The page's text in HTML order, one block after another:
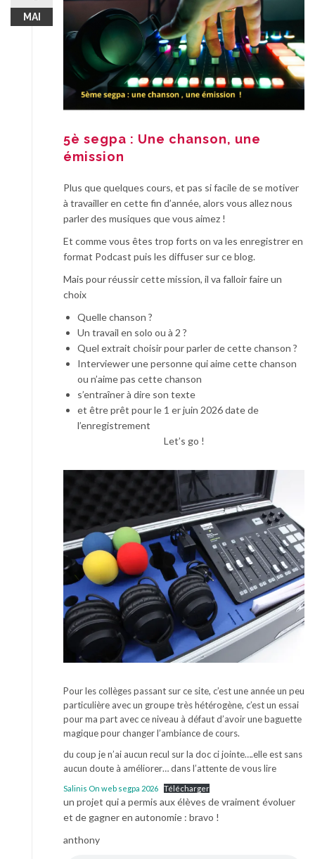
MAI
5è segpa : Une chanson, une
émission
Plus que quelques cours, et pas si facile de se motiver
à travailler en cette fin d’année, alors vous allez nous
parler des musiques que vous aimez !
Et comme vous êtes trop forts on va les enregistrer en
format Podcast puis les diffuser sur ce blog.
Mais pour réussir cette mission, il va falloir faire un
choix
Quelle chanson ?
Un travail en solo ou à 2 ?
Quel extrait choisir pour parler de cette chanson ?
Interviewer une personne qui aime cette chanson
ou n’aime pas cette chanson
s’entraîner à dire son texte
et être prêt pour le 1 er juin 2026 date de
l’enregistrement
Let’s go !
Pour les collèges passant sur ce site, c’est une année un peu
particulière avec un groupe très hétérogène, c’est un essai
pour ma part avec ce niveau à défaut d’avoir une baguette
magique pour changer l’ambiance de cours.
du coup je n’ai aucun recul sur la doc ci jointe….elle est sans
aucun doute à améliorer… dans l’attente de vous lire
Salinis On web segpa 2026 Télécharger
un projet qui a permis aux élèves de vraiment évoluer
et de gagner en autonomie : bravo !
anthony